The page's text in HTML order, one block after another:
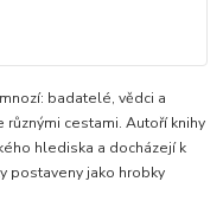
badatelé, vědci a
cestami. Autoří knihy
hlediska a docházejí k
postaveny jako hrobky